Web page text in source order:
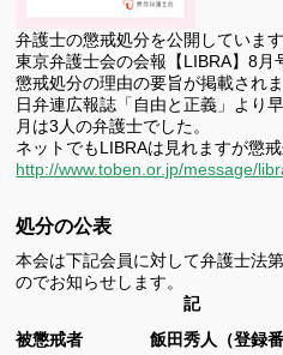
弁護士の懲戒処分を公開しています
東京弁護士会の会報【LIBRA】8月
懲戒処分の理由の要旨が掲載されま
日弁連広報誌「自由と正義」より
月は3人の弁護士でした。
ネットでもLIBRAは見れますが懲
http://www.toben.or.jp/message/
処分の公表
本会は下記会員に対して弁護士法
のでお知らせします。
記
被懲戒者 飯田秀人（登録番